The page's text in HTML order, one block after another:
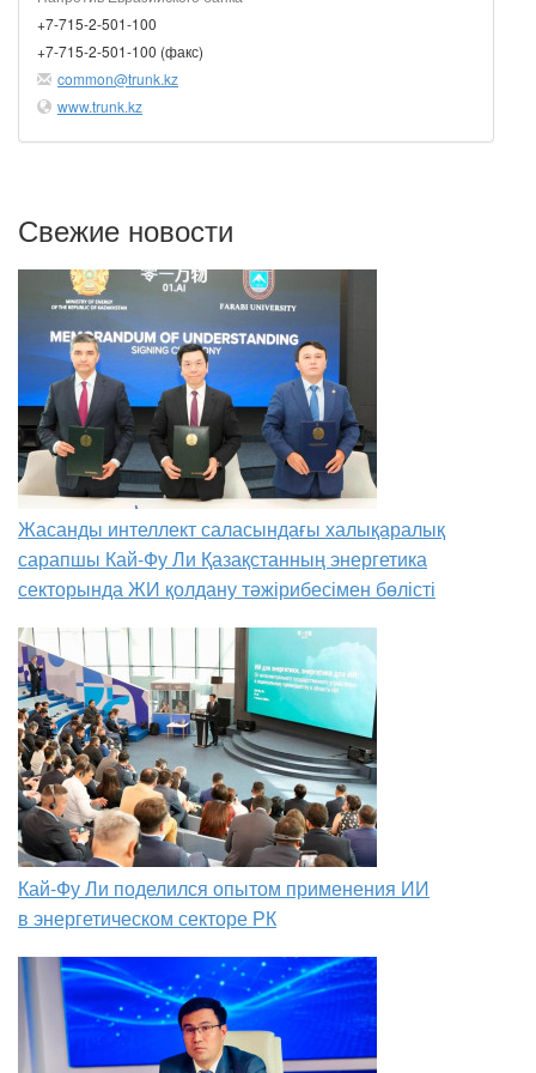
+7-715-2-501-100
+7-715-2-501-100 (факс)
common@trunk.kz
www.trunk.kz
Свежие новости
Жасанды интеллект саласындағы халықаралық
сарапшы Кай-Фу Ли Қазақстанның энергетика
секторында ЖИ қолдану тәжірибесімен бөлісті
Кай-Фу Ли поделился опытом применения ИИ
в энергетическом секторе РК